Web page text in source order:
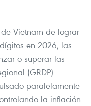
Vietnam de lograr
en 2026, las
o superar las
(GRDP)
paralelamente
la inflación